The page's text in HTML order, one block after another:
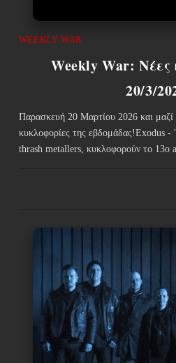
WEEKLY WAR
Weekly War: Νέες
20/3/
Παρασκευή 20 Μαρτίου 2026 και μαζί
κυκλοφορίες της εβδομάδας!Exodus -
thrash metallers, κυκλοφορούν το 13ο